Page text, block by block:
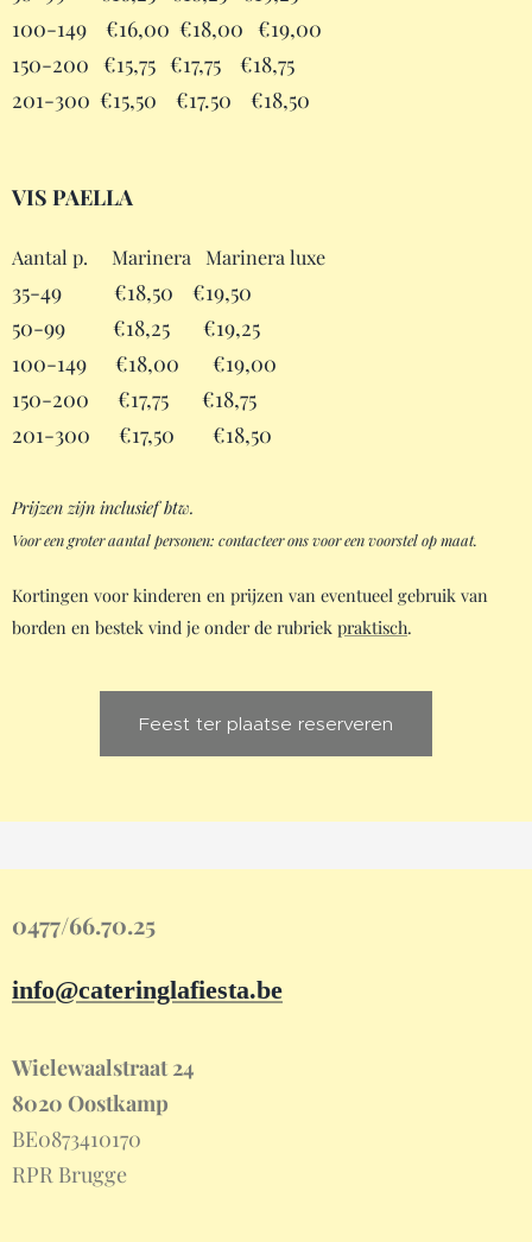
100-149 €16,00 €18,00 €19,00
150-200 €15,75 €17,75 €18,75
201-300 €15,50 €17.50 €18,50
VIS PAELLA
Aantal p. Marinera Marinera luxe
35-49 €18,50 €19,50
50-99 €18,25 €19,25
100-149 €18,00 €19,00
150-200 €17,75 €18,75
201-300 €17,50 €18,50
Prijzen zijn inclusief btw.
Voor een groter aantal personen: contacteer ons voor een voorstel op maat.
Kortingen voor kinderen en prijzen van eventueel gebruik van
borden en bestek vind je onder de rubriek praktisch.
Feest ter plaatse reserveren
0477/66.70.25
info@cateringlafiesta.be
Wielewaalstraat 24
8020 Oostkamp
BE0873410170
RPR Brugge